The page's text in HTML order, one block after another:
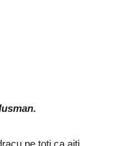
pe toti ca aiti